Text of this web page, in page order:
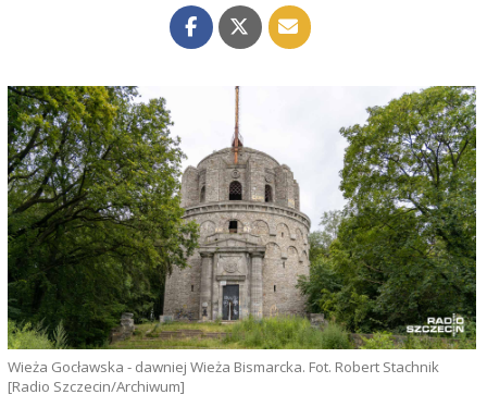
Wieża Gocławska - dawniej Wieża Bismarcka. Fot. Robert Stachnik
[Radio Szczecin/Archiwum]